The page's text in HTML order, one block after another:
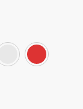
Gris Negro